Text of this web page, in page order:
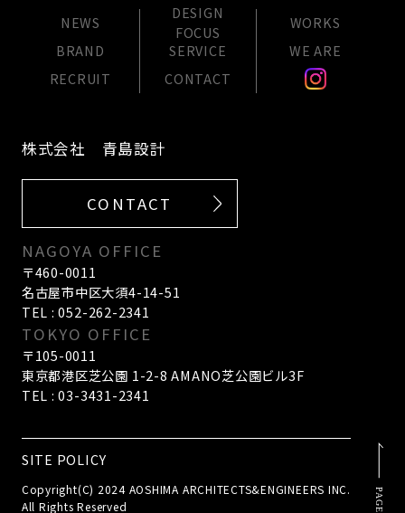
NEWS
DESIGN
FOCUS
WORKS
BRAND
SERVICE
WE ARE
RECRUIT
CONTACT
株式会社 青島設計
CONTACT
NAGOYA OFFICE
〒460-0011
名古屋市中区大須4-14-51
TEL : 052-262-2341
TOKYO OFFICE
〒105-0011
東京都港区芝公園 1-2-8 AMANO芝公園ビル3F
TEL : 03-3431-2341
Copyright(C) 2024 AOSHIMA ARCHITECTS&ENGINEERS INC.
All Rights Reserved
SITE POLICY